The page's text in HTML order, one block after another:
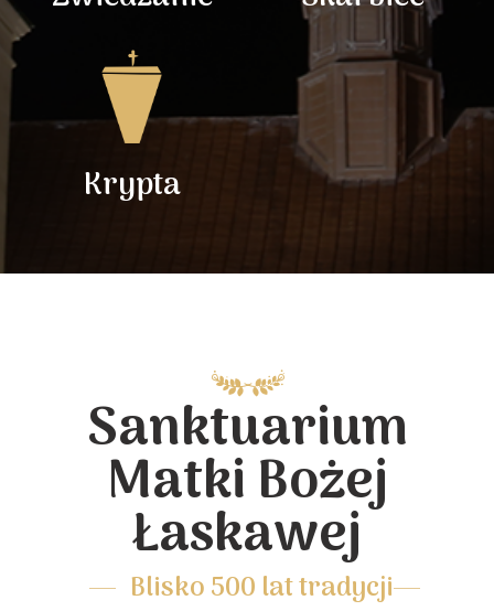
Krypta
Sanktuarium
Matki Bożej
Łaskawej
Blisko 500 lat tradycji